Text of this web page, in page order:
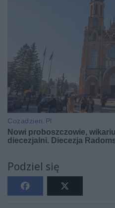
Podziel się